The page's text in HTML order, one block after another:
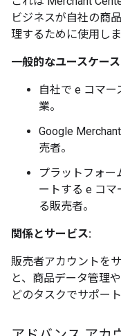
ビジネスが自社の商
理するために使用しま
一般的なユースケー
自社で e コマ
業。
Google
売者。
プラットフォー
ートする e コ
る販売者。
関係とサービス:
販売者アカウントを
と、商品データ管理
どのタスクでサポー